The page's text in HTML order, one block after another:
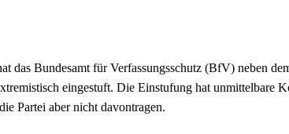
das Bundesamt für Verfassungsschutz (BfV) neben
eingestuft. Die Einstufung hat unmittelbare
Partei aber nicht davontragen.